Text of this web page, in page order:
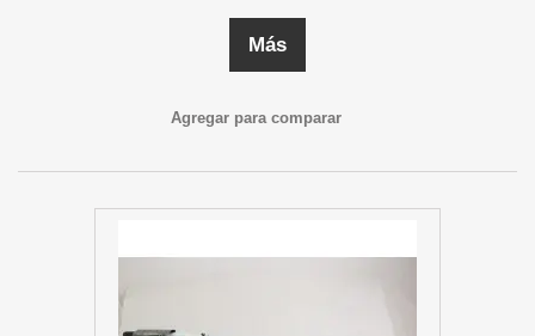
Más
Agregar para comparar